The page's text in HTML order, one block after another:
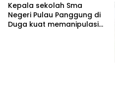
Kepala sekolah Sma
Negeri Pulau Panggung di
Duga kuat memanipulasi